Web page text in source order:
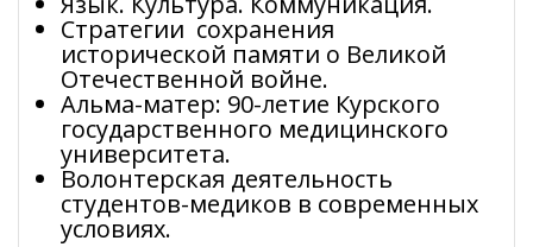
Стратегии сохранения
исторической памяти о Великой
Отечественной войне.
Альма-матер: 90-летие Курского
государственного медицинского
университета.
Волонтерская деятельность
студентов-медиков в современных
условиях.